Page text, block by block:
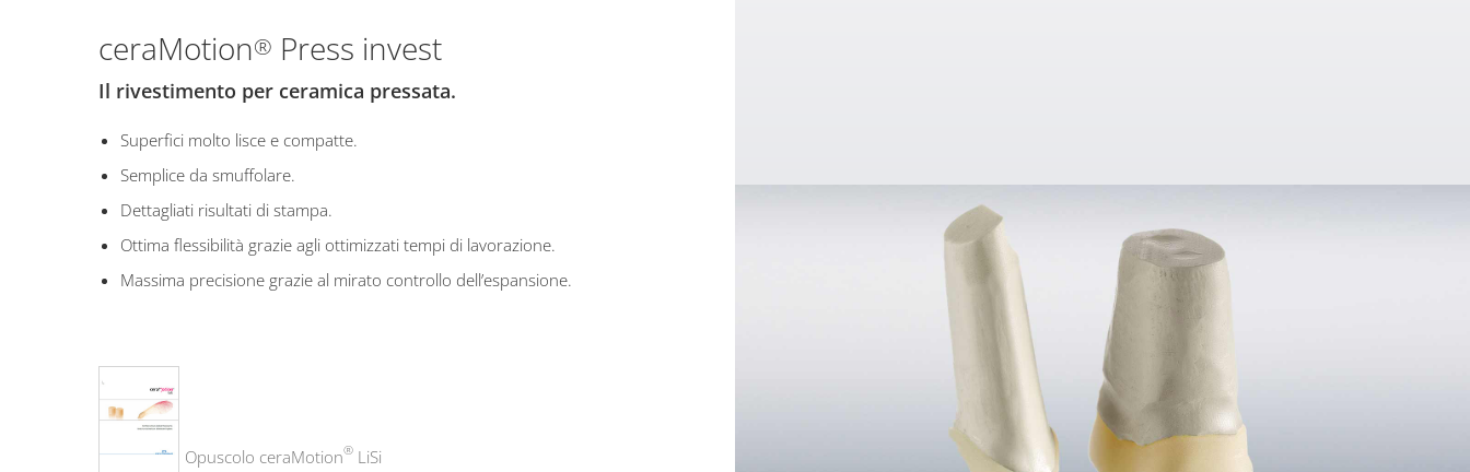
ceraMotion® Press invest
Il rivestimento per ceramica pressata.
Superfici molto lisce e compatte.
Semplice da smuffolare.
Dettagliati risultati di stampa.
Ottima flessibilità grazie agli ottimizzati tempi di lavorazione.
Massima precisione grazie al mirato controllo dell’espansione.
Opuscolo ceraMotion®LiSi